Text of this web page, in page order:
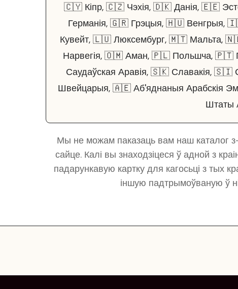
🇨🇾 Кіпр, 🇨🇿 Чэхія, 🇩🇰 Данія, 🇪🇪
Германія, 🇬🇷 Грэцыя, 🇭🇺 Венгрыя,
Кувейт, 🇱🇺 Люксембург, 🇲🇹 Мальта,
Нарвегія, 🇴🇲 Аман, 🇵🇱 Польшча, 🇵🇹
Саудаўская Аравія, 🇸🇰 Славакія,
Швейцарыя, 🇦🇪 Аб'яднаныя Арабскія
Штаты
Мы не можам паказаць вам наш каталог
сайце. Калі вы знаходзіцеся ў адной з
падарункавую картку для кагосьці з тых
іншую падтрымоўваную ў